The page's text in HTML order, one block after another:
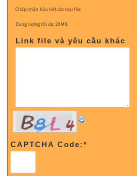
Chấp nhận hầu hết các loại file
Dung lượng tối đa: 20MB
Link file và yêu cầu khác
CAPTCHA Code:*